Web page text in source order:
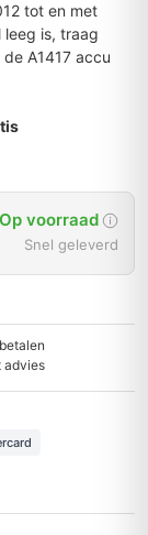
tot en met
leeg is, traag
A1417 accu
Op voorraad
Snel geleverd
advies